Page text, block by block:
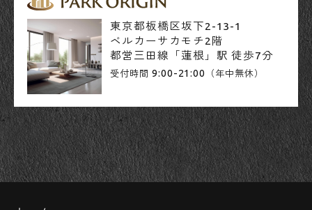
東京都板橋区坂下2-13-1
ベルカーサカモチ2階
都営三田線「蓮根」駅 徒歩7分
受付時間 9:00-21:00 （年中無休）